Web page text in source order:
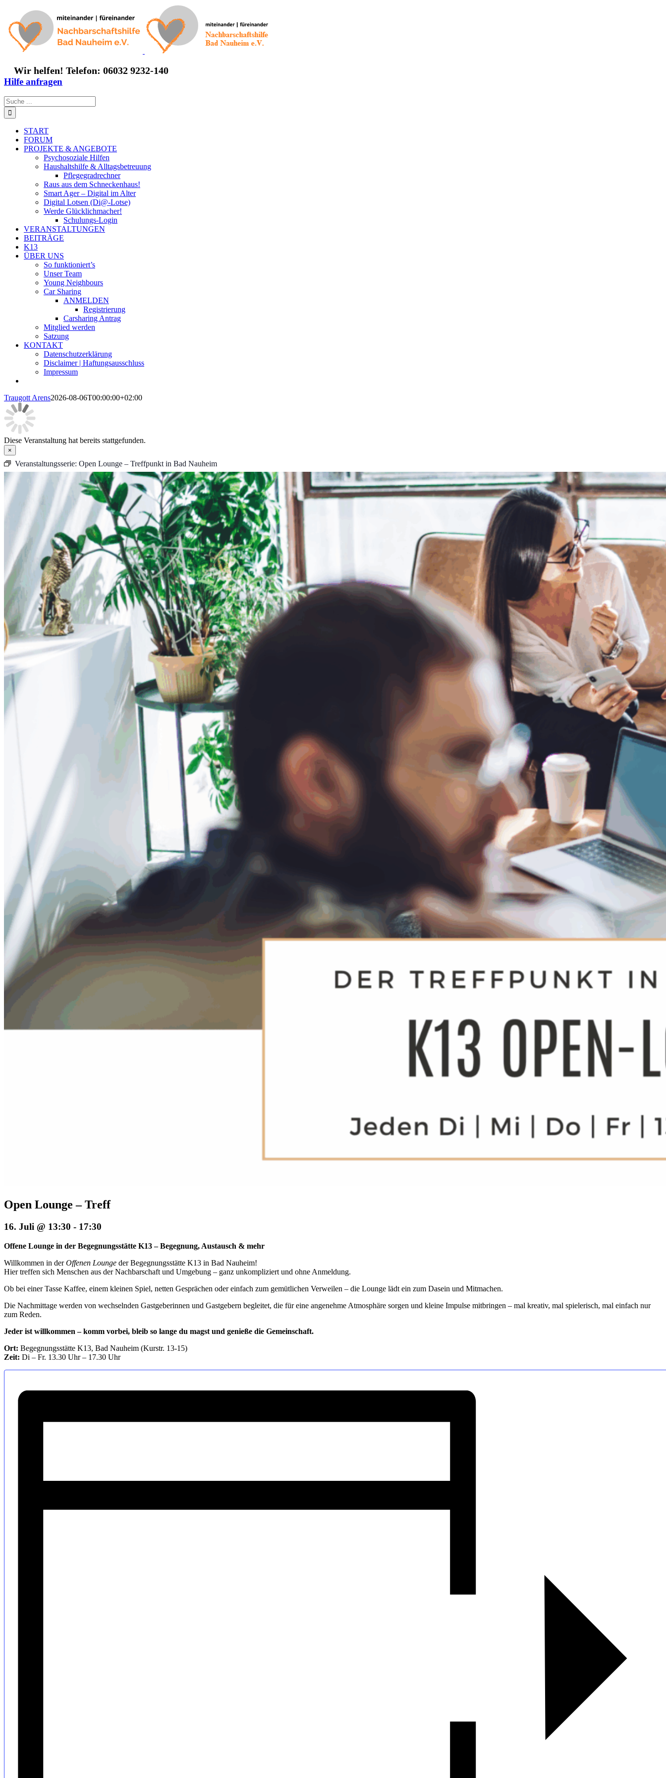
springen
Wir helfen! Telefon: 06032 9232-140
Hilfe anfragen
Suche
nach:
START
FORUM
PROJEKTE & ANGEBOTE
Psychosoziale Hilfen
Haushaltshilfe & Alltagsbetreuung
Pflegegradrechner
Raus aus dem Schneckenhaus!
Smart Ager – Digital im Alter
Digital Lotsen (Di@-Lotse)
Werde Glücklichmacher!
Schulungs-Login
VERANSTALTUNGEN
BEITRÄGE
K13
ÜBER UNS
So funktioniert’s
Unser Team
Young Neighbours
Car Sharing
ANMELDEN
Registrierung
Carsharing Antrag
Mitglied werden
Satzung
KONTAKT
Datenschutzerklärung
Disclaimer | Haftungsausschluss
Impressum
Traugott Arens2026-08-06T00:00:00+02:00
Diese Veranstaltung hat bereits stattgefunden.
×
Veranstaltungsserie: Open Lounge – Treffpunkt in Bad Nauheim
Open Lounge – Treff
16. Juli @ 13:30 - 17:30
Offene Lounge in der Begegnungsstätte K13 – Begegnung, Austausch & mehr
Willkommen in derOffenen Lounge der Begegnungsstätte K13 in Bad Nauheim!
Hier treffen sich Menschen aus der Nachbarschaft und Umgebung – ganz unkompliziert und ohne Anmeldung.
Ob bei einer Tasse Kaffee, einem kleinen Spiel, netten Gesprächen oder einfach zum gemütlichen Verweilen – die Lounge lädt ein zum Dasein und Mitmachen.
Die Nachmittage werden von wechselnden Gastgeberinnen und Gastgebern begleitet, die für eine angenehme Atmosphäre sorgen und kleine Impulse mitbringen – mal kreativ, mal spielerisch, mal einfach nur
zum Reden.
Jeder ist willkommen – komm vorbei, bleib so lange du magst und genieße die Gemeinschaft.
Ort: Begegnungsstätte K13, Bad Nauheim (Kurstr. 13-15)
Zeit: Di – Fr. 13.30 Uhr – 17.30 Uhr